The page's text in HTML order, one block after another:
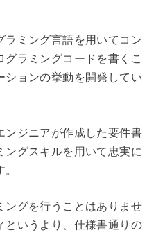
ラミング言語を用いてコン
グラミングコードを書くこ
ションの挙動を開発してい
ンジニアが作成した要件書
グスキルを用いて忠実に
ングを行うことはありませ
というより、仕様書通りの